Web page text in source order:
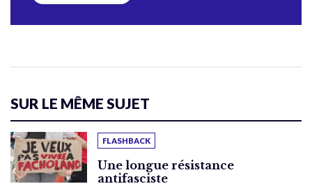
SUR LE MÊME SUJET
FLASHBACK
Une longue résistance
antifasciste